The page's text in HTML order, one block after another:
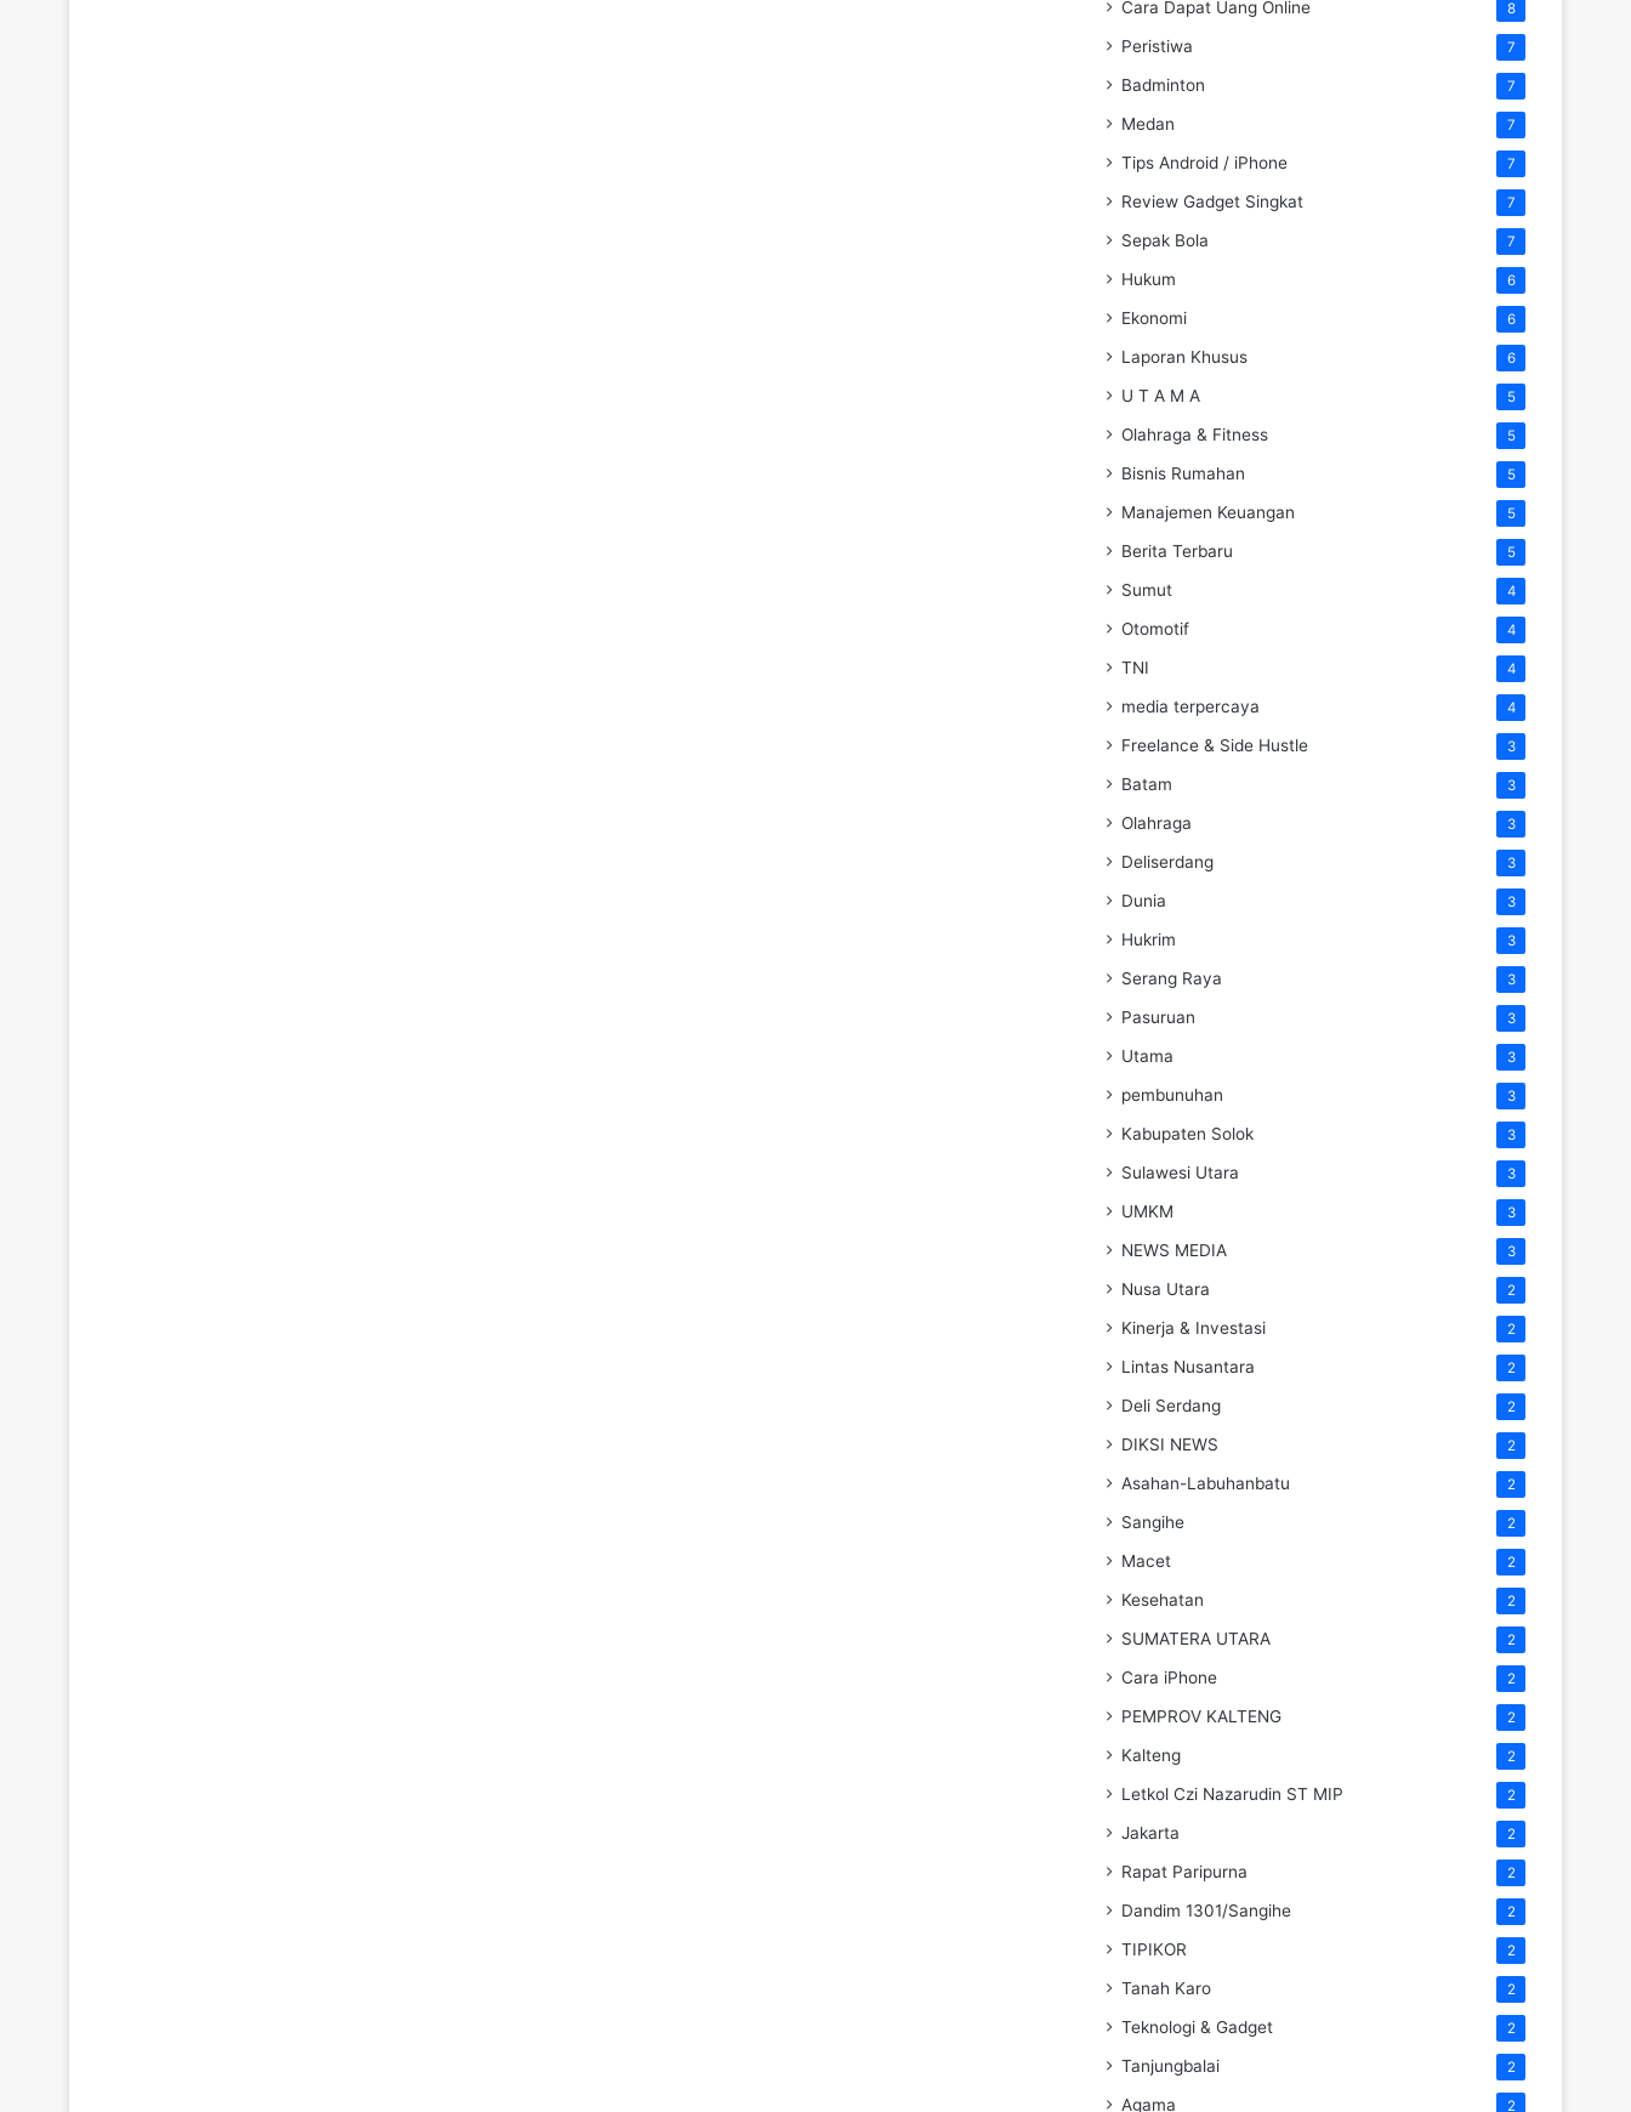
Cara Dapat Uang Online 8
Peristiwa 7
Badminton 7
Medan 7
Tips Android / iPhone 7
Review Gadget Singkat 7
Sepak Bola 7
Hukum 6
Ekonomi 6
Laporan Khusus 6
U T A M A 5
Olahraga & Fitness 5
Bisnis Rumahan 5
Manajemen Keuangan 5
Berita Terbaru 5
Sumut 4
Otomotif 4
TNI 4
media terpercaya 4
Freelance & Side Hustle 3
Batam 3
Olahraga 3
Deliserdang 3
Dunia 3
Hukrim 3
Serang Raya 3
Pasuruan 3
Utama 3
pembunuhan 3
Kabupaten Solok 3
Sulawesi Utara 3
UMKM 3
NEWS MEDIA 3
Nusa Utara 2
Kinerja & Investasi 2
Lintas Nusantara 2
Deli Serdang 2
DIKSI NEWS 2
Asahan-Labuhanbatu 2
Sangihe 2
Macet 2
Kesehatan 2
SUMATERA UTARA 2
Cara iPhone 2
PEMPROV KALTENG 2
Kalteng 2
Letkol Czi Nazarudin ST MIP 2
Jakarta 2
Rapat Paripurna 2
Dandim 1301/Sangihe 2
TIPIKOR 2
Tanah Karo 2
Teknologi & Gadget 2
Tanjungbalai 2
Agama 2